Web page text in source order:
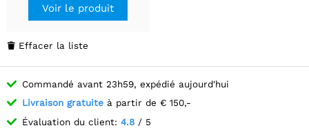
Voir le produit
 Effacer la liste
Commandé avant 23h59, expédié aujourd'hui
Livraison gratuite à partir de € 150,-
Évaluation du client: 4.8 / 5